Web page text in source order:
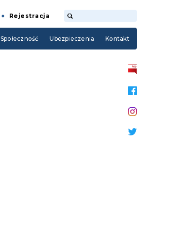
Rejestracja
Społeczność Ubezpieczenia Kontakt